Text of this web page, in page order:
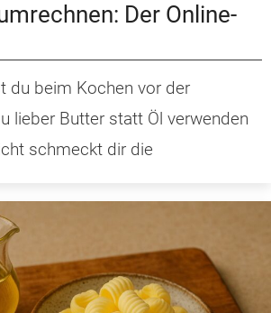
Der Online-
du beim Kochen vor der
lieber Butter statt Öl verwenden
schmeckt dir die